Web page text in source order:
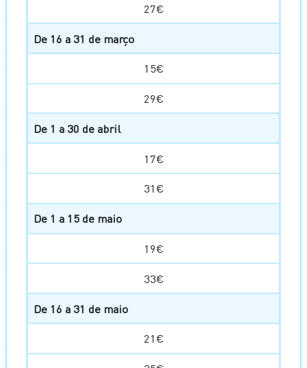
27€
De 16 a 31 de março
15€
29€
De 1 a 30 de abril
17€
31€
De 1 a 15 de maio
19€
33€
De 16 a 31 de maio
21€